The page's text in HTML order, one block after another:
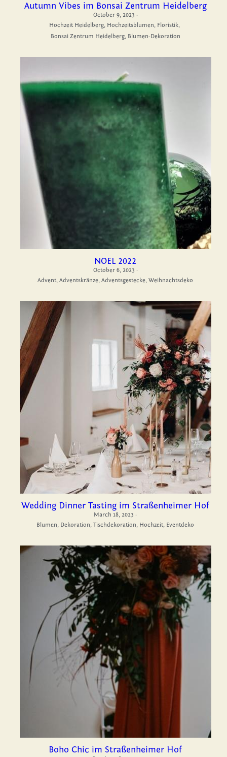
Autumn Vibes im Bonsai Zentrum Heidelberg
October 9, 2023 ·
Hochzeit Heidelberg, Hochzeitsblumen, Floristik,
Bonsai Zentrum Heidelberg, Blumen-Dekoration
NOEL 2022
October 6, 2023 ·
Advent, Adventskränze, Adventsgestecke, Weihnachtsdeko
Wedding Dinner Tasting im Straßenheimer Hof
March 18, 2023 ·
Blumen, Dekoration, Tischdekoration, Hochzeit, Eventdeko
Boho Chic im Straßenheimer Hof